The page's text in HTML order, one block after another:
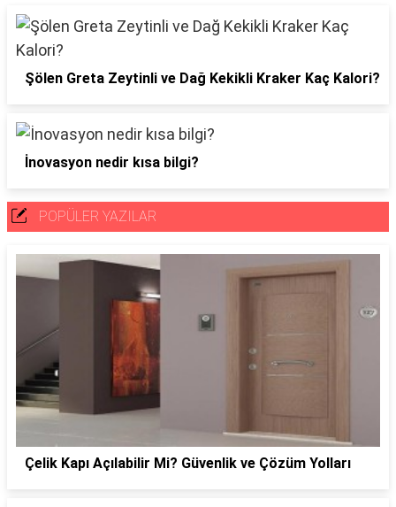
Şölen Greta Zeytinli ve Dağ Kekikli Kraker Kaç Kalori?
İnovasyon nedir kısa bilgi?
POPÜLER YAZILAR
Çelik Kapı Açılabilir Mi? Güvenlik ve Çözüm Yolları